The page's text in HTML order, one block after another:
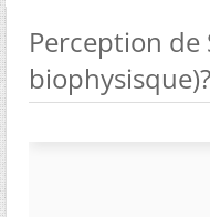
Perception de
biophysisque)?